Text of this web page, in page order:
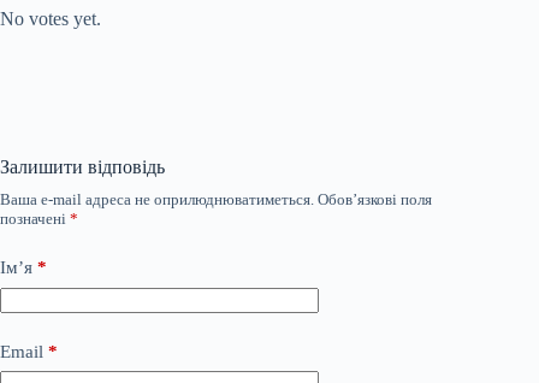
No votes yet.
Залишити відповідь
Ваша e-mail адреса не оприлюднюватиметься. Обов’язкові поля
позначені *
Ім’я *
Email *